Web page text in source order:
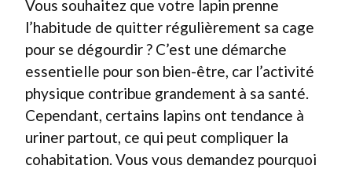
Vous souhaitez que votre lapin prenne
l’habitude de quitter régulièrement sa cage
pour se dégourdir ? C’est une démarche
essentielle pour son bien-être, car l’activité
physique contribue grandement à sa santé.
Cependant, certains lapins ont tendance à
uriner partout, ce qui peut compliquer la
cohabitation. Vous vous demandez pourquoi